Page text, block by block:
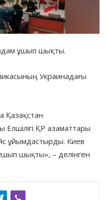
ұшып шықты.
Украинадағы
ҚР азаматтары
ұйымдастырды. Киев
шықты», – делінген